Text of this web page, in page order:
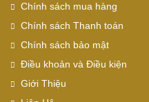
Chính sách mua hàng
Chính sách Thanh toán
Chính sách bảo mật
Điều khoản và Điều kiện
Giới Thiệu